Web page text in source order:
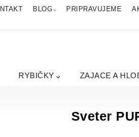
BLOG PRIPRAVUJEME
RYBIČKY ZAJACE A
Sveter